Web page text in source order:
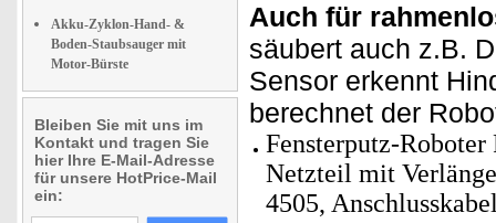
Akku-Zyklon-Hand- &
Boden-Staubsauger mit
Motor-Bürste
Bleiben Sie mit uns im
Kontakt und tragen Sie
hier Ihre E-Mail-Adresse
für unsere HotPrice-Mail
ein:
Auch für
säubert auch z.B.
Sensor erkennt
berechnet der
Fensterputz-
Netzteil mit
4505,